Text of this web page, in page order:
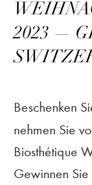
2023 —
Beschenken
nehmen Sie
Biosthétique
Gewinnen